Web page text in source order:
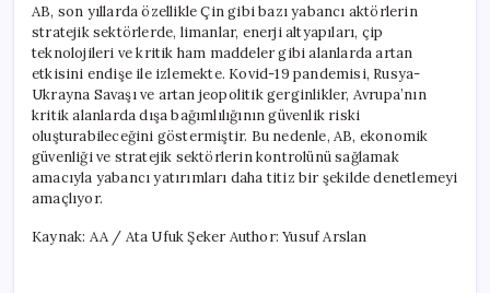
AB, son yıllarda özellikle Çin gibi bazı yabancı aktörlerin
stratejik sektörlerde, limanlar, enerji altyapıları, çip
teknolojileri ve kritik ham maddeler gibi alanlarda artan
etkisini endişe ile izlemekte. Kovid-19 pandemisi, Rusya-
Ukrayna Savaşı ve artan jeopolitik gerginlikler, Avrupa’nın
kritik alanlarda dışa bağımlılığının güvenlik riski
oluşturabileceğini göstermiştir. Bu nedenle, AB, ekonomik
güvenliği ve stratejik sektörlerin kontrolünü sağlamak
amacıyla yabancı yatırımları daha titiz bir şekilde denetlemeyi
amaçlıyor.
Kaynak: AA / Ata Ufuk Şeker Author: Yusuf Arslan